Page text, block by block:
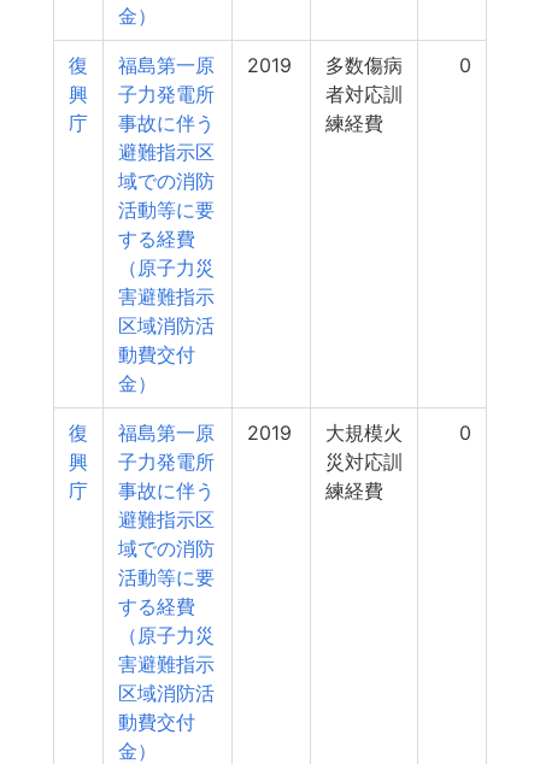
金）
復
興
庁
福島第一原
子力発電所
事故に伴う
避難指示区
域での消防
活動等に要
する経費
（原子力災
害避難指示
区域消防活
動費交付
金）
2019
多数傷病
者対応訓
練経費
0
復
興
庁
福島第一原
子力発電所
事故に伴う
避難指示区
域での消防
活動等に要
する経費
（原子力災
害避難指示
区域消防活
動費交付
金）
2019
大規模火
災対応訓
練経費
0